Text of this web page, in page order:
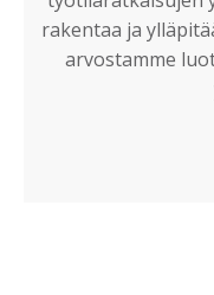
rakentaa ja
arvostamme